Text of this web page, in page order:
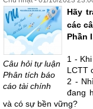
Câu hỏi tự luận
Phân tích báo
cáo tài chính
Hãy
các
Phần
1 -
LCTT
2 -
đang
và có sự bền vững?